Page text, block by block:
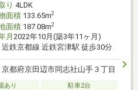
り 4LDK
面積133.65m2
面積187.08m2
月 2022年10月(築3年11ヶ月)
近鉄京都線 近鉄宮津駅 徒歩30分
京都府京田辺市同志社山手３丁目
あり
駐車2台